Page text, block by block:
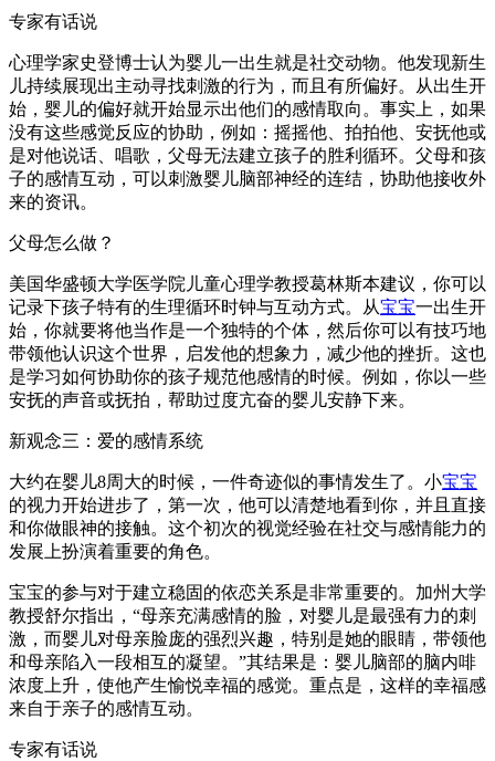
专家有话说
心理学家史登博士认为婴儿一出生就是社交动物。他发现新生
儿持续展现出主动寻找刺激的行为，而且有所偏好。从出生开
始，婴儿的偏好就开始显示出他们的感情取向。事实上，如果
没有这些感觉反应的协助，例如：摇摇他、拍拍他、安抚他或
是对他说话、唱歌，父母无法建立孩子的胜利循环。父母和孩
子的感情互动，可以刺激婴儿脑部神经的连结，协助他接收外
来的资讯。
父母怎么做？
美国华盛顿大学医学院儿童心理学教授葛林斯本建议，你可以
记录下孩子特有的生理循环时钟与互动方式。从宝宝一出生开
始，你就要将他当作是一个独特的个体，然后你可以有技巧地
带领他认识这个世界，启发他的想象力，减少他的挫折。这也
是学习如何协助你的孩子规范他感情的时候。例如，你以一些
安抚的声音或抚拍，帮助过度亢奋的婴儿安静下来。
新观念三：爱的感情系统
大约在婴儿8周大的时候，一件奇迹似的事情发生了。小宝宝
的视力开始进步了，第一次，他可以清楚地看到你，并且直接
和你做眼神的接触。这个初次的视觉经验在社交与感情能力的
发展上扮演着重要的角色。
宝宝的参与对于建立稳固的依恋关系是非常重要的。加州大学
教授舒尔指出，“母亲充满感情的脸，对婴儿是最强有力的刺
激，而婴儿对母亲脸庞的强烈兴趣，特别是她的眼睛，带领他
和母亲陷入一段相互的凝望。”其结果是：婴儿脑部的脑内啡
浓度上升，使他产生愉悦幸福的感觉。重点是，这样的幸福感
来自于亲子的感情互动。
专家有话说